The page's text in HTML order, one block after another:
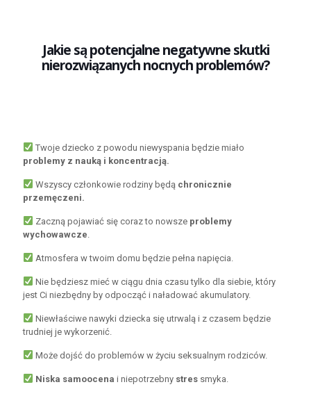
Jakie są potencjalne negatywne skutki
nierozwiązanych nocnych problemów?
Twoje dziecko z powodu niewyspania będzie miało
problemy z nauką i koncentracją.
Wszyscy członkowie rodziny będą chronicznie
przemęczeni.
Zaczną pojawiać się coraz to nowsze problemy
wychowawcze.
Atmosfera w twoim domu będzie pełna napięcia.
Nie będziesz mieć w ciągu dnia czasu tylko dla siebie, który
jest Ci niezbędny by odpocząć i naładować akumulatory.
Niewłaściwe nawyki dziecka się utrwalą i z czasem będzie
trudniej je wykorzenić.
Może dojść do problemów w życiu seksualnym rodziców.
Niska samoocena i niepotrzebny stressmyka.